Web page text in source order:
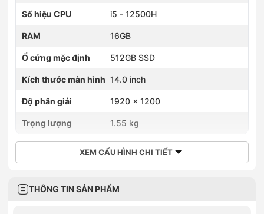
Số hiệu CPU i5 - 12500H
RAM 16GB
Ổ cứng mặc định 512GB SSD
Kích thước màn hình 14.0 inch
Độ phân giải 1920 x 1200
Trọng lượng 1.55 kg
XEM CẤU HÌNH CHI TIẾT
THÔNG TIN SẢN PHẨM